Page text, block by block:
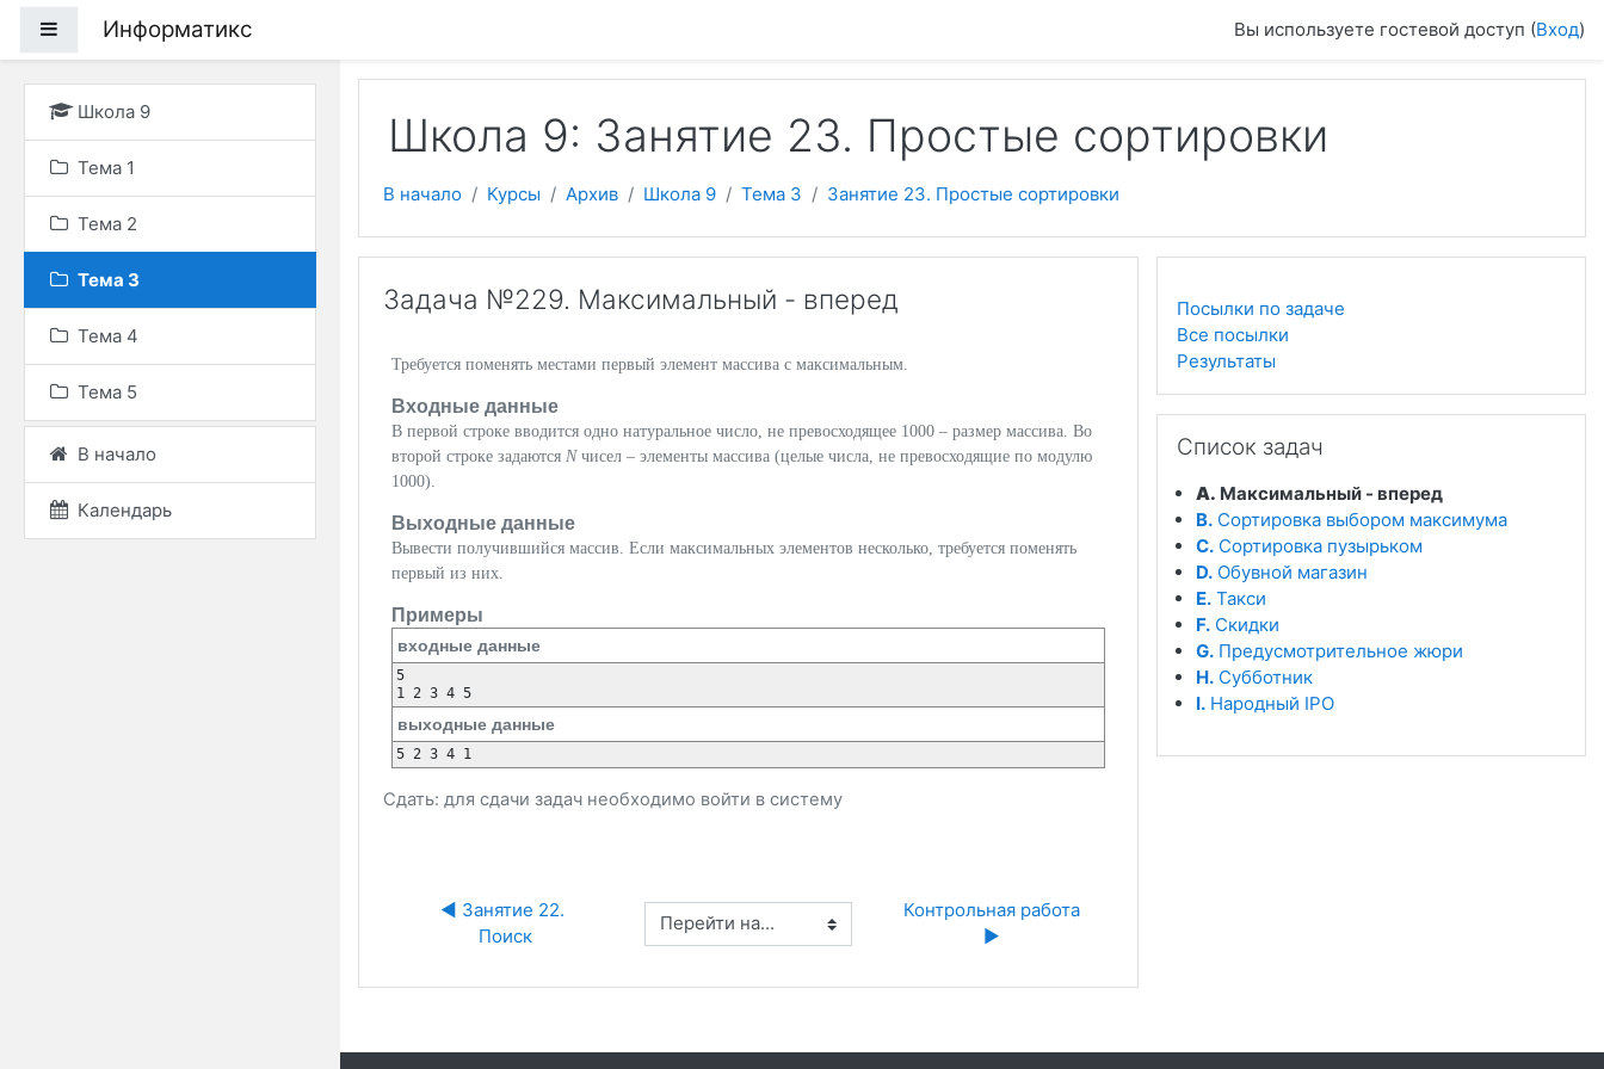
Боковая панель
Информатикс Вы используете гостевой доступ (Вход)
Школа 9
Тема 1
Тема 2
Тема 3
Тема 4
Тема 5
В начало
Календарь
Школа 9: Занятие 23. Простые сортировки
В начало Курсы Архив Школа 9 Тема 3 Занятие 23. Простые сортировки
Задача №229. Максимальный - вперед
Требуется поменять местами первый элемент массива с максимальным.
Входные данные
В первой строке вводится одно натуральное число, не превосходящее 1000 – размер массива. Во
второй строке задаются Nчисел – элементы массива (целые числа, не превосходящие по модулю
1000).
Выходные данные
Вывести получившийся массив. Если максимальных элементов несколько, требуется поменять
первый из них.
Примеры
входные данные
5
выходные данные
Сдать: для сдачи задач необходимо войти в систему
◀︎ Занятие 22.
Поиск
Перейти на...
Контрольная работа
▶︎
Посылки по задаче
Все посылки
Результаты
Список задач
A. Максимальный - вперед
B. Сортировка выбором максимума
C. Сортировка пузырьком
D. Обувной магазин
E. Такси
F. Скидки
G. Предусмотрительное жюри
H. Субботник
I. Народный IPO